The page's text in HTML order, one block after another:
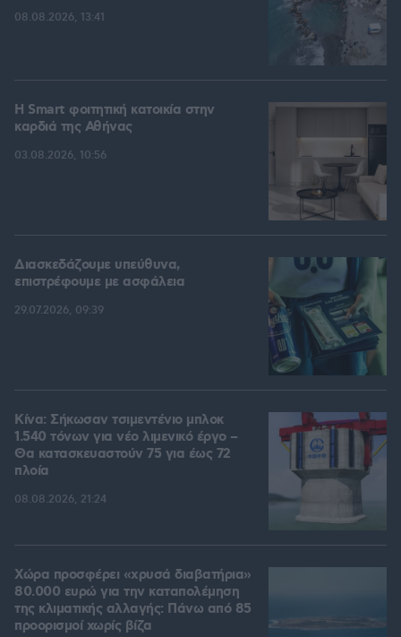
08.08.2026, 13:41
Η Smart φοιτητική κατοικία στην
καρδιά της Αθήνας
03.08.2026, 10:56
Διασκεδάζουμε υπεύθυνα,
επιστρέφουμε με ασφάλεια
29.07.2026, 09:39
Κίνα: Σήκωσαν τσιμεντένιο μπλοκ
1.540 τόνων για νέο λιμενικό έργο –
Θα κατασκευαστούν 75 για έως 72
πλοία
08.08.2026, 21:24
Χώρα προσφέρει «χρυσά διαβατήρια»
80.000 ευρώ για την καταπολέμηση
της κλιματικής αλλαγής: Πάνω από 85
προορισμοί χωρίς βίζα